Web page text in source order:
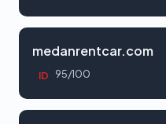
medanrentcar.com
ID 95/100